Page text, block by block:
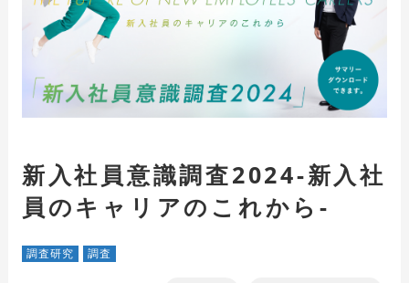
新入社員意識調査2024-新入社
員のキャリアのこれから-
調査研究 調査